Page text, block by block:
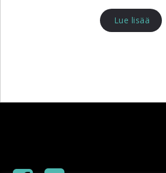
Lue lisää